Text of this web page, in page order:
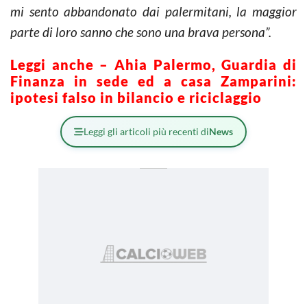
mi sento abbandonato dai palermitani, la maggior
parte di loro sanno che sono una brava persona”.
Leggi anche – Ahia Palermo, Guardia di
Finanza in sede ed a casa Zamparini:
ipotesi falso in bilancio e riciclaggio
Leggi gli articoli più recenti diNews